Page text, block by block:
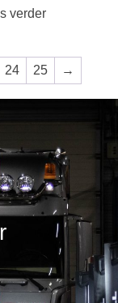
verder
24 25 →